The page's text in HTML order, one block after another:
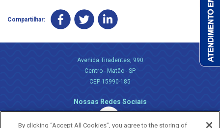
Compartilhar:
Avenida Tiradentes, 990
Centro - Matão - SP
CEP 15990-185
Nossas Redes Sociais
By clicking “Accept All Cookies”, you agree to the storing of